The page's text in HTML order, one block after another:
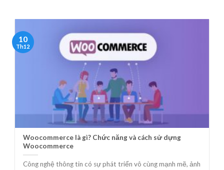
Woocommerce là gì? Chức năng và cách sử dựng
Woocommerce
Công nghệ thông tin có sự phát triển vô cùng mạnh mẽ, ảnh
10
Th12